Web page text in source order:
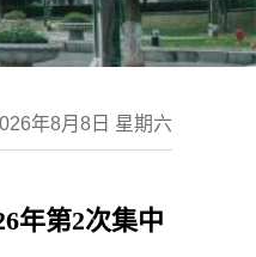
年8月8日 星期六
年第2次集中